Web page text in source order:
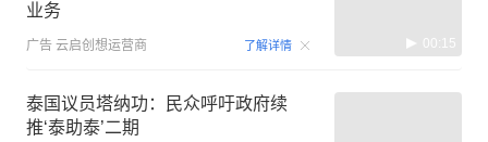
业务
广告 云启创想运营商 了解详情 00:15
泰国议员塔纳功：民众呼吁政府续
推‘泰助泰’二期